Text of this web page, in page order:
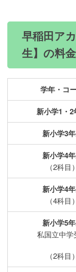
早稲田ア
生】の料金
学年・コ
新小学1・2
新小学3
新小学4
（2科目）
新小学4
（4科目）
新小学5
私国立中学
（2科目）